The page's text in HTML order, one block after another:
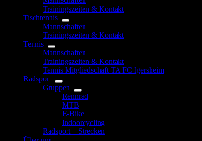
Trainingszeiten & Kontakt
Tischtennis
Mannschaften
Trainingszeiten & Kontakt
Tennis
Mannschaften
Trainingszeiten & Kontakt
Tennis Mitgliedschaft TA FC Igersheim
Radsport
Gruppen
Rennrad
MTB
E-Bike
Indoorcycling
Radsport – Strecken